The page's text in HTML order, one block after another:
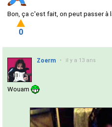
Bon, ça c'est fait, on peut passer à
0
Zoerm • il y a 13 ans
Wouam